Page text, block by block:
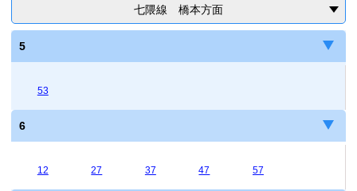
七隈線 橋本方面
5
53
6
12 27 37 47 57